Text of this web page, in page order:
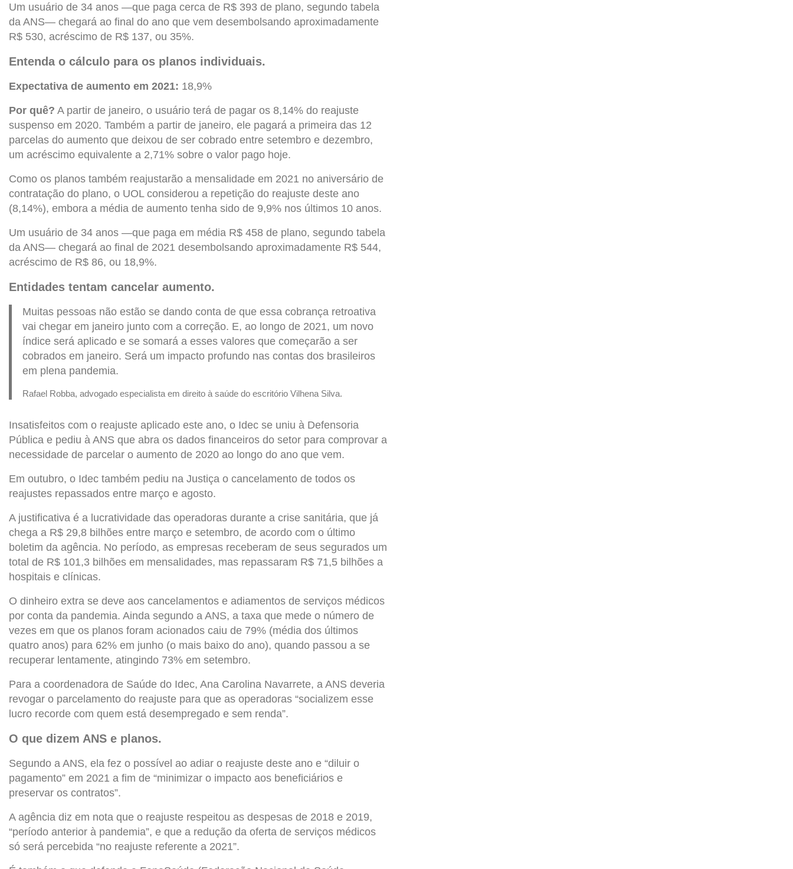
Um usuário de 34 anos —que paga cerca de R$ 393 de plano, segundo tabela
da ANS— chegará ao final do ano que vem desembolsando aproximadamente
R$ 530, acréscimo de R$ 137, ou 35%.
Entenda o cálculo para os planos individuais.
Expectativa de aumento em 2021: 18,9%
Por quê? A partir de janeiro, o usuário terá de pagar os 8,14% do reajuste
suspenso em 2020. Também a partir de janeiro, ele pagará a primeira das 12
parcelas do aumento que deixou de ser cobrado entre setembro e dezembro,
um acréscimo equivalente a 2,71% sobre o valor pago hoje.
Como os planos também reajustarão a mensalidade em 2021 no aniversário de
contratação do plano, o UOL considerou a repetição do reajuste deste ano
(8,14%), embora a média de aumento tenha sido de 9,9% nos últimos 10 anos.
Um usuário de 34 anos —que paga em média R$ 458 de plano, segundo tabela
da ANS— chegará ao final de 2021 desembolsando aproximadamente R$ 544,
acréscimo de R$ 86, ou 18,9%.
Entidades tentam cancelar aumento.
Muitas pessoas não estão se dando conta de que essa cobrança retroativa
vai chegar em janeiro junto com a correção. E, ao longo de 2021, um novo
índice será aplicado e se somará a esses valores que começarão a ser
cobrados em janeiro. Será um impacto profundo nas contas dos brasileiros
em plena pandemia.
Rafael Robba, advogado especialista em direito à saúde do escritório Vilhena Silva.
Insatisfeitos com o reajuste aplicado este ano, o Idec se uniu à Defensoria
Pública e pediu à ANS que abra os dados financeiros do setor para comprovar a
necessidade de parcelar o aumento de 2020 ao longo do ano que vem.
Em outubro, o Idec também pediu na Justiça o cancelamento de todos os
reajustes repassados entre março e agosto.
A justificativa é a lucratividade das operadoras durante a crise sanitária, que já
chega a R$ 29,8 bilhões entre março e setembro, de acordo com o último
boletim da agência. No período, as empresas receberam de seus segurados um
total de R$ 101,3 bilhões em mensalidades, mas repassaram R$ 71,5 bilhões a
hospitais e clínicas.
O dinheiro extra se deve aos cancelamentos e adiamentos de serviços médicos
por conta da pandemia. Ainda segundo a ANS, a taxa que mede o número de
vezes em que os planos foram acionados caiu de 79% (média dos últimos
quatro anos) para 62% em junho (o mais baixo do ano), quando passou a se
recuperar lentamente, atingindo 73% em setembro.
Para a coordenadora de Saúde do Idec, Ana Carolina Navarrete, a ANS deveria
revogar o parcelamento do reajuste para que as operadoras “socializem esse
lucro recorde com quem está desempregado e sem renda”.
O que dizem ANS e planos.
Segundo a ANS, ela fez o possível ao adiar o reajuste deste ano e “diluir o
pagamento” em 2021 a fim de “minimizar o impacto aos beneficiários e
preservar os contratos”.
A agência diz em nota que o reajuste respeitou as despesas de 2018 e 2019,
“período anterior à pandemia”, e que a redução da oferta de serviços médicos
só será percebida “no reajuste referente a 2021”.